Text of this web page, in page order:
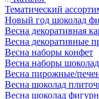
Тематический
Новый год шоколад
Весна декоративная
Весна декоративные
Весна наборы конфет
Весна наборы
Весна пирожные/
Весна шоколад
Весна шоколад